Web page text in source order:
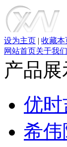
设为主页 | 收藏本
网站首页关于我们
产品展
优时
希